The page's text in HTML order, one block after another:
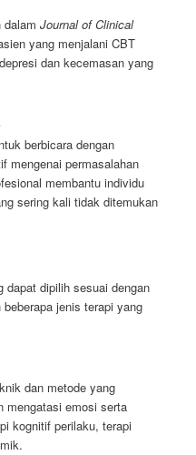
dalamJournal of Clinical
yang menjalani CBT
dan kecemasan yang
berbicara dengan
mengenai permasalahan
membantu individu
sering kali tidak ditemukan
dapat dipilih sesuai dengan
jenis terapi yang
dan metode yang
mengatasi emosi serta
kognitif perilaku, terapi